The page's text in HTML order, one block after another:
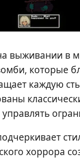
выживании в
которые
каждую
хоррора